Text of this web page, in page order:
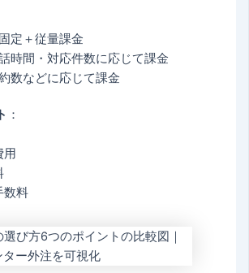
定＋従量課金
時間・対応件数に応じて課金
数などに応じて課金
：
用
数料